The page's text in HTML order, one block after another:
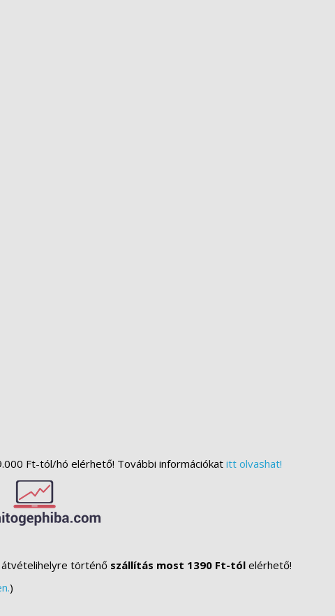
Ft-tól/hó elérhető! További információkat itt olvashat!
átvételihelyre történő szállítás most 1390 Ft-tól elérhető!
)